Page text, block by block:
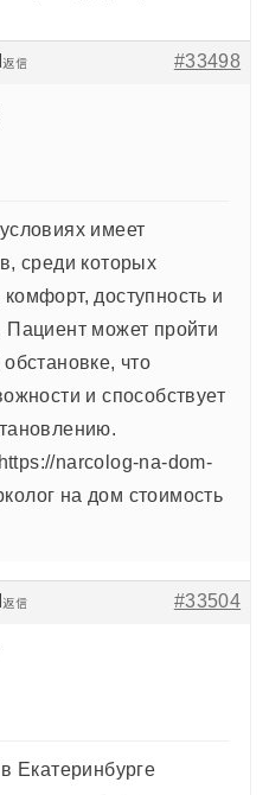
#33498
返信
имеет
среди которых
доступность и
Пациент может пройти
что
и способствует
narcolog-na-dom-
на дом стоимость
#33504
返信
Екатеринбурге